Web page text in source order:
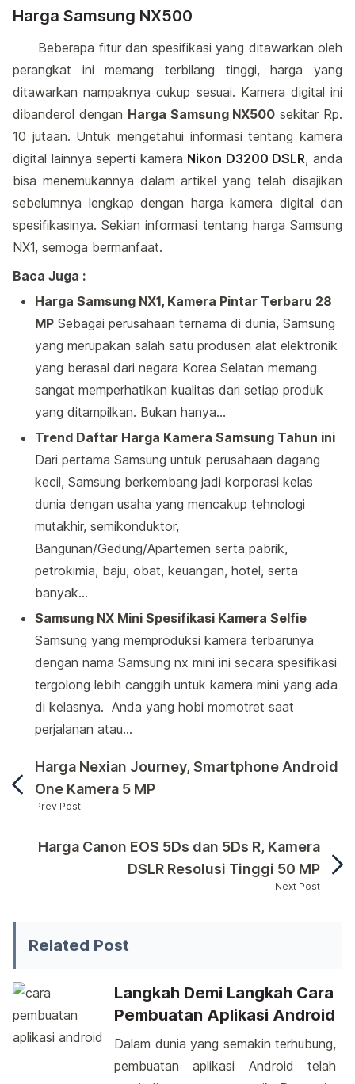
Harga Samsung NX500
Beberapa fitur dan spesifikasi yang ditawarkan oleh
perangkat ini memang terbilang tinggi, harga yang
ditawarkan nampaknya cukup sesuai. Kamera digital ini
dibanderol dengan Harga Samsung NX500 sekitar Rp.
10 jutaan. Untuk mengetahui informasi tentang kamera
digital lainnya seperti kamera Nikon D3200 DSLR, anda
bisa menemukannya dalam artikel yang telah disajikan
sebelumnya lengkap dengan harga kamera digital dan
spesifikasinya. Sekian informasi tentang harga Samsung
NX1, semoga bermanfaat.
Baca Juga :
Harga Samsung NX1, Kamera Pintar Terbaru 28
MP Sebagai perusahaan ternama di dunia, Samsung
yang merupakan salah satu produsen alat elektronik
yang berasal dari negara Korea Selatan memang
sangat memperhatikan kualitas dari setiap produk
yang ditampilkan. Bukan hanya…
Trend Daftar Harga Kamera Samsung Tahun ini
Dari pertama Samsung untuk perusahaan dagang
kecil, Samsung berkembang jadi korporasi kelas
dunia dengan usaha yang mencakup tehnologi
mutakhir, semikonduktor,
Bangunan/Gedung/Apartemen serta pabrik,
petrokimia, baju, obat, keuangan, hotel, serta
banyak…
Samsung NX Mini Spesifikasi Kamera Selfie
Samsung yang memproduksi kamera terbarunya
dengan nama Samsung nx mini ini secara spesifikasi
tergolong lebih canggih untuk kamera mini yang ada
di kelasnya. Anda yang hobi momotret saat
perjalanan atau…
Harga Nexian Journey, Smartphone Android
One Kamera 5 MP
Prev Post
Salah satu perusahaan multinasional terbesar
Harga Canon EOS 5Ds dan 5Ds R, Kamera
DSLR Resolusi Tinggi 50 MP
Next Post
Related Post
Langkah Demi Langkah Cara
Pembuatan Aplikasi Android
Dalam dunia yang semakin terhubung,
pembuatan aplikasi Android telah